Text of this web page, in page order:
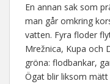
En annan sak som
man går omkring
vatten. Fyra floder
Mrežnica, Kupa och
gröna: flodbankar,
Ögat blir liksom